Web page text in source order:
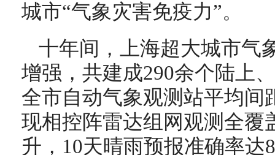
城市“气象灾害免疫力”。
十年间，上海超大城市气
增强，共建成290余个陆上
全市自动气象观测站平均间
现相控阵雷达组网观测全覆
升，10天晴雨预报准确率达